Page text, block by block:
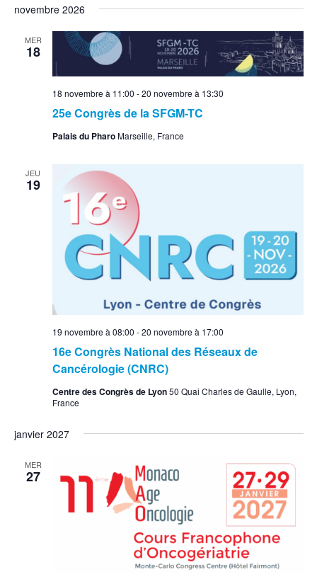
novembre 2026
MER
18
25e Congrès de la SFGM-TC
18 novembre à 11:00 -20 novembre à 13:30
Palais du PharoMarseille, France
JEU
19
16e Congrès National des Réseaux de
Cancérologie (CNRC)
19 novembre à 08:00 -20 novembre à 17:00
Centre des Congrès de Lyon50 Quai Charles de Gaulle, Lyon,
France
janvier 2027
MER
27